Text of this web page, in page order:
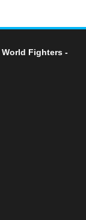
Fighters -